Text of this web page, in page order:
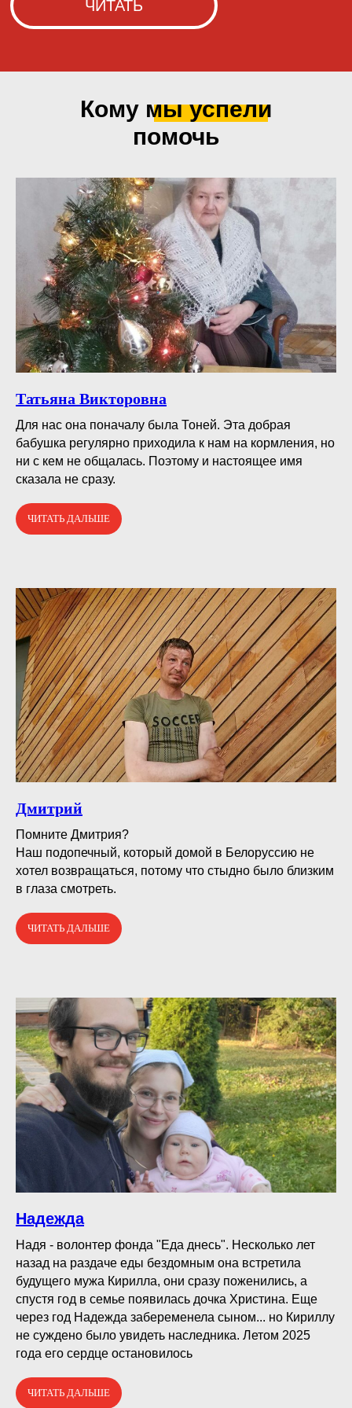
Кому мыуспели
помочь
Татьяна Викторовна
Для нас она поначалу была Тоней. Эта добрая
бабушка регулярно приходила к нам на кормления, но
ни с кем не общалась. Поэтому и настоящее имя
сказала не сразу.
ЧИТАТЬ ДАЛЬШЕ
Дмитрий
Помните Дмитрия?⠀
Наш подопечный, который домой в Белоруссию не
хотел возвращаться, потому что стыдно было близким
в глаза смотреть.
ЧИТАТЬ ДАЛЬШЕ
Надежда
Надя - волонтер фонда "Еда днесь". Несколько лет
назад на раздаче еды бездомным она встретила
будущего мужа Кирилла, они сразу поженились, а
спустя год в семье появилась дочка Христина. Еще
через год Надежда забеременела сыном... но Кириллу
не суждено было увидеть наследника. Летом 2025
года его сердце остановилось
ЧИТАТЬ ДАЛЬШЕ